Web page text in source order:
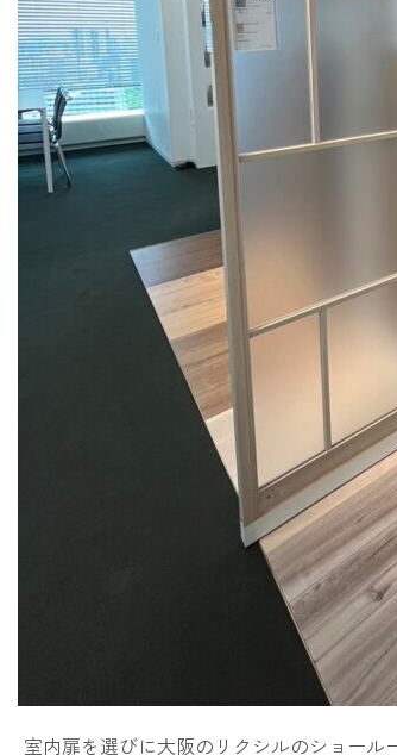
室内扉を選びに大阪のリクシルのショー